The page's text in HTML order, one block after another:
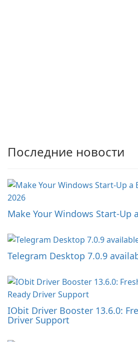
Последние новости
Make Your Windows Start-Up
Telegram Desktop 7.0.9
IObit Driver Booster 13.6.0:
Driver Support